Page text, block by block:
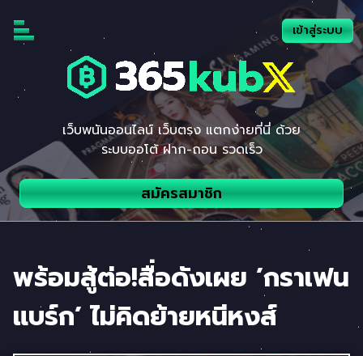
content
เว็บพนันออนไลน์ เว็บตรง แตกง่ายที่นี่ ด้วย
ระบบออโต้ ฝาก-ถอน รวดเร็ว
สมัครสมาชิก
เข้าสู่ระบบ
พร้อมสู้ต่อ!สื่อดังเผย ’กราเฟน
แบร์ก’ ไม่คิดย้ายหนีหงส์